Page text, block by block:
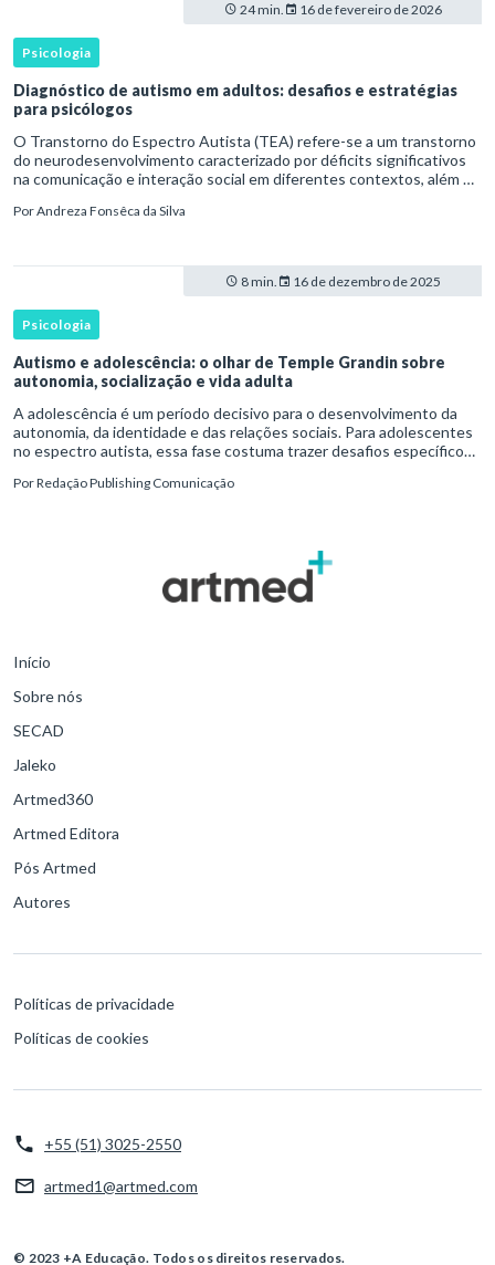
24 min. 16 de fevereiro de 2026
Psicologia
Diagnóstico de autismo em adultos: desafios e estratégias
para psicólogos
O Transtorno do Espectro Autista (TEA) refere-se a um transtorno
do neurodesenvolvimento caracterizado por déficits significativos
na comunicação e interação social em diferentes contextos, além de
PorAndreza Fonsêca da Silva
8 min. 16 de dezembro de 2025
Psicologia
Autismo e adolescência: o olhar de Temple Grandin sobre
autonomia, socialização e vida adulta
A adolescência é um período decisivo para o desenvolvimento da
autonomia, da identidade e das relações sociais. Para adolescentes
no espectro autista, essa fase costuma trazer desafios específicos
PorRedação Publishing Comunicação
Início
Sobre nós
SECAD
Jaleko
Artmed360
Artmed Editora
Pós Artmed
Autores
Políticas de privacidade
Políticas de cookies
+55 (51) 3025-2550
artmed1@artmed.com
© 2023 +A Educação. Todos os direitos reservados.